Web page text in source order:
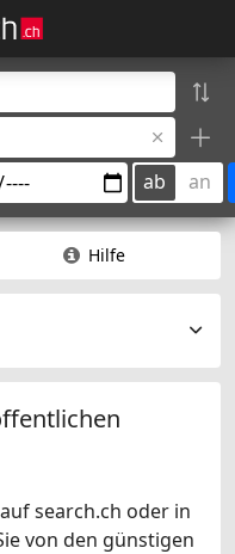
ab an
Hilfe
search.ch oder in
von den günstigen